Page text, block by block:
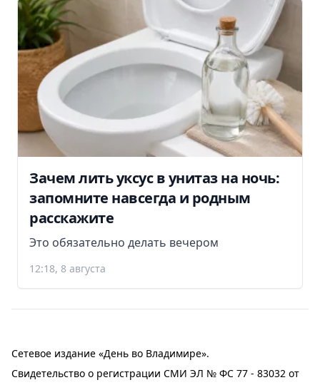
Зачем лить уксус в унитаз на ночь:
запомните навсегда и родным
расскажите
Это обязательно делать вечером
12:18, 8 августа
Сетевое издание «День во Владимире».
Свидетельство о регистрации СМИ ЭЛ № ФС 77 - 83032 от